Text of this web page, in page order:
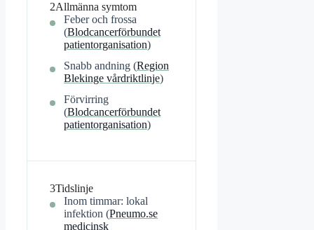
2Allmänna symtom
Feber och frossa
(Blodcancerförbundet
patientorganisation)
Snabb andning (Region
Blekinge vårdriktlinje)
Förvirring
(Blodcancerförbundet
patientorganisation)
3Tidslinje
Inom timmar: lokal
infektion (Pneumo.se
medicinsk